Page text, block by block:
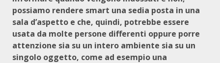
possiamo rendere smart una sedia posta in una
sala d’aspetto e che, quindi, potrebbe essere
usata da molte persone differenti oppure porre
attenzione sia su un intero ambiente sia su un
singolo oggetto, come ad esempio una